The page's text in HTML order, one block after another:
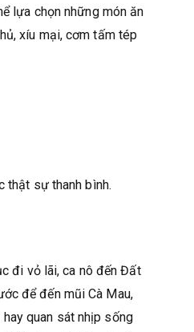
lựa chọn những món ăn
xíu mại, cơm tấm tép
thật sự thanh bình.
đi vỏ lãi, ca nô đến Đất
để đến mũi Cà Mau,
quan sát nhịp sống